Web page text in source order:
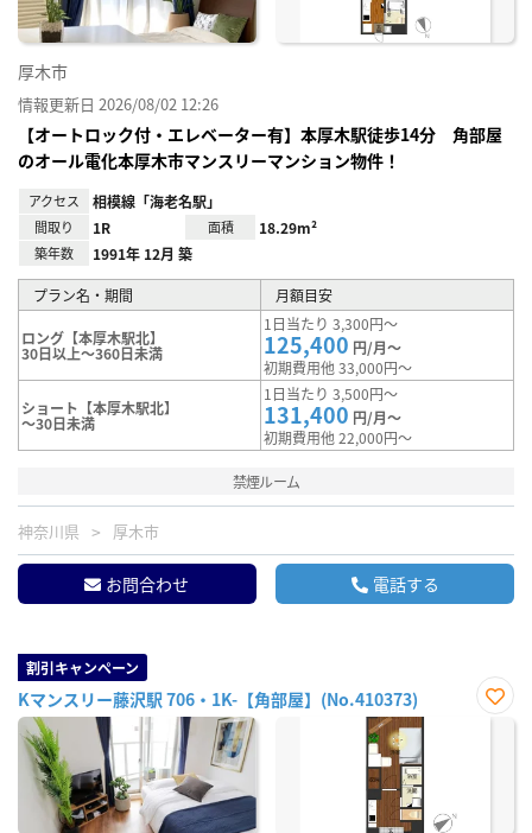
厚木市
情報更新日 2026/08/02 12:26
【オートロック付・エレベーター有】本厚木駅徒歩14分 角部屋
のオール電化本厚木市マンスリーマンション物件！
アクセス 相模線「海老名駅」
間取り 1R 面積 18.29m²
築年数 1991年 12月 築
プラン名・期間 月額目安
ロング【本厚木駅北】
30日以上～360日未満
1日当たり 3,300円～
125,400 円/月～
初期費用他 33,000円～
ショート【本厚木駅北】
～30日未満
1日当たり 3,500円～
131,400 円/月～
初期費用他 22,000円～
禁煙ルーム
神奈川県 厚木市
お問合わせ 電話する
割引キャンペーン
Kマンスリー藤沢駅 706・1K-【角部屋】(No.410373)
お気